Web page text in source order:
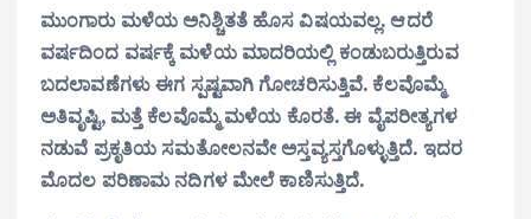
ಮುಂಗಾರು ಮಳೆಯ ಅನಿಶ್ಚಿತತೆ ಹೊಸ ವಿಷಯವಲ್ಲ. ಆದರೆ
ವರ್ಷದಿಂದ ವರ್ಷಕ್ಕೆ ಮಳೆಯ ಮಾದರಿಯಲ್ಲಿ ಕಂಡುಬರುತ್ತಿರುವ
ಬದಲಾವಣೆಗಳು ಈಗ ಸ್ಪಷ್ಟವಾಗಿ ಗೋಚರಿಸುತ್ತಿವೆ. ಕೆಲವೊಮ್ಮೆ
ಅತಿವೃಷ್ಟಿ, ಮತ್ತೆ ಕೆಲವೊಮ್ಮೆ ಮಳೆಯ ಕೊರತೆ. ಈ ವೈಪರೀತ್ಯಗಳ
ನಡುವೆ ಪ್ರಕೃತಿಯ ಸಮತೋಲನವೇ ಅಸ್ತವ್ಯಸ್ತಗೊಳ್ಳುತ್ತಿದೆ. ಇದರ
ಮೊದಲ ಪರಿಣಾಮ ನದಿಗಳ ಮೇಲೆ ಕಾಣಿಸುತ್ತಿದೆ.